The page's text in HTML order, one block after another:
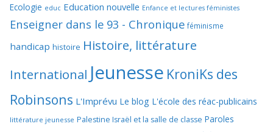
Ecologie educ Education nouvelle Enfance et lectures féministes
Enseigner dans le 93 - Chronique féminisme
handicap histoire Histoire, littérature
International Jeunesse KroniKs des
Robinsons L'Imprévu Le blog L'école des réac-publicains
littérature jeunesse Palestine Israël et la salle de classe Paroles